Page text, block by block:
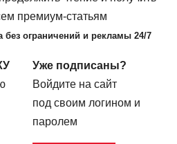
премиум-статьям
без ограничений и рекламы 24/7
Уже подписаны?
Войдите на сайт
под своим логином и
паролем